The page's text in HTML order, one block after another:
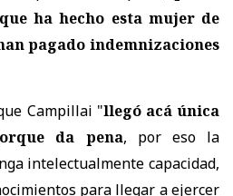
ha hecho esta mujer de
pagado indemnizaciones
Campillai "llegó acá única
da pena, por eso la
intelectualmente capacidad,
para llegar a ejercer